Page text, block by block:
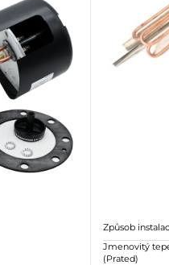
Způsob
Jmenovitý
(Prated)